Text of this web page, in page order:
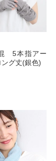
5本指アー
グ丈(銀色)